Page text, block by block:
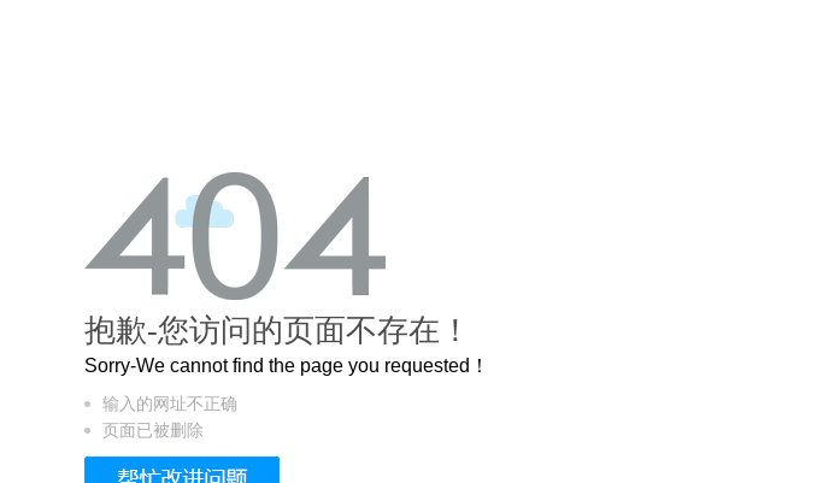
米的长卷，还原了600岁的紫禁城
抱歉-您访问的页面不存在！
Sorry-We cannot find the page you requested！
输入的网址不正确
页面已被删除